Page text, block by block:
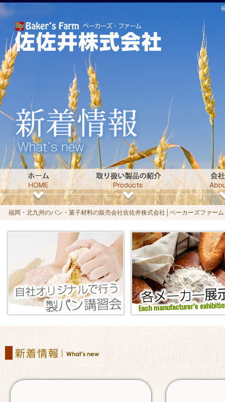
福岡・北九州のパン・菓子材料の販売会社佐佐井株式会社│ベーカーズファー